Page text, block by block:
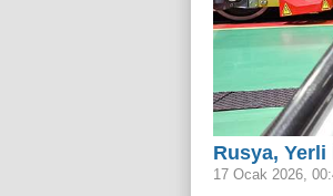
Rusya, Yerli
17 Ocak 2026,